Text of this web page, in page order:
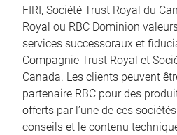
FIRI, Société Trust Royal du
Royal ou RBC Dominion
services successoraux et
Compagnie Trust Royal et
Canada. Les clients peuvent
partenaire RBC pour des
offerts par l’une de ces
conseils et le contenu